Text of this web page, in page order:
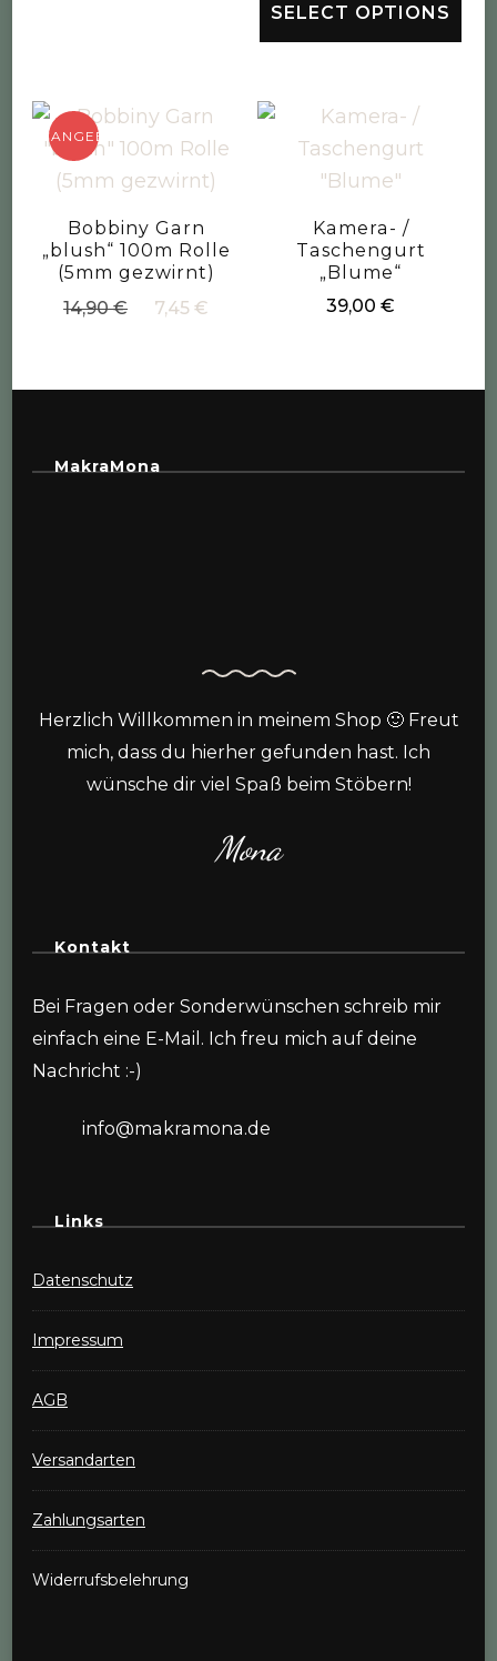
SELECT OPTIONS
ANGEBOT!
Bobbiny Garn
„blush“ 100m Rolle
(5mm gezwirnt)
14,90€
Ursprünglicher
7,45€
Kamera- /
Taschengurt
„Blume“
39,00€
MakraMona
Herzlich Willkommen in meinem Shop 🙂 Freut
mich, dass du hierher gefunden hast. Ich
wünsche dir viel Spaß beim Stöbern!
Mona
Kontakt
Bei Fragen oder Sonderwünschen schreib mir
einfach eine E-Mail. Ich freu mich auf deine
Nachricht :-)
info@makramona.de
Links
Datenschutz
Impressum
AGB
Versandarten
Zahlungsarten
Widerrufsbelehrung